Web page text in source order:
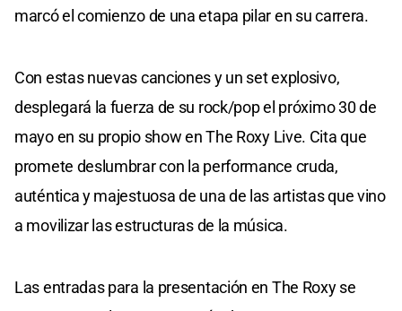
marcó el comienzo de una etapa pilar en su carrera.
Con estas nuevas canciones y un set explosivo,
desplegará la fuerza de su rock/pop el próximo 30 de
mayo en su propio show en The Roxy Live. Cita que
promete deslumbrar con la performance cruda,
auténtica y majestuosa de una de las artistas que vino
a movilizar las estructuras de la música.
Las entradas para la presentación en The Roxy se